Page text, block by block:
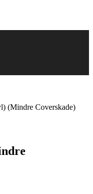
(Mindre Coverskade)